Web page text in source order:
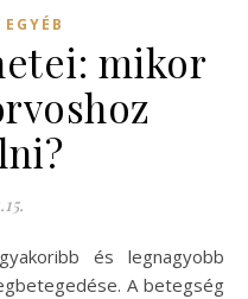
EGYÉB
mikor
A betegség